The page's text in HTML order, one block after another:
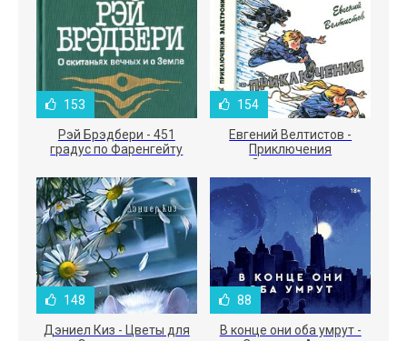
153
Рэй Брэдбери - 451
градус по Фаренгейту
154
Евгений Велтистов -
Приключения
Электроника
148
Дэниел Киз - Цветы для
88
В конце они оба умрут -